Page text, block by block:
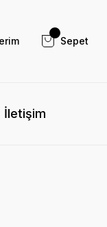
Sepet
İletişim